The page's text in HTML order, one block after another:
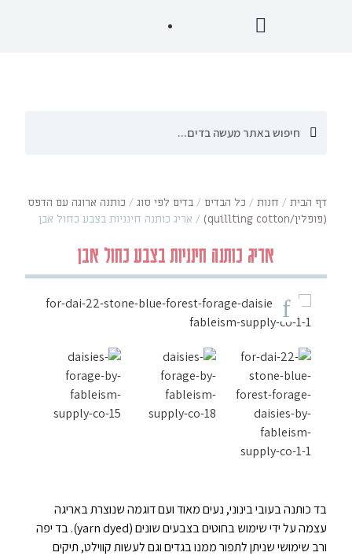
דף הבית / חנות / כל הבדים /בדים לפי סוג / כותנה ארוגה עם הדפס
(פופלין/quillting cotton)
/ אריג כותנה חינניות בצבע כחול אבן
אריג כותנה חינניות בצבע כחול אבן
בד כותנה בעובי בינוני, נעים מאוד ועם דוגמה שנוצרת באריגה
עצמה על ידי שימוש בחוטים בצבעים שונים (yarn dyed). בד יפה
ורב שימושי שניתן לתפור ממנו בגדים וגם לעשות קווילט, תיקים